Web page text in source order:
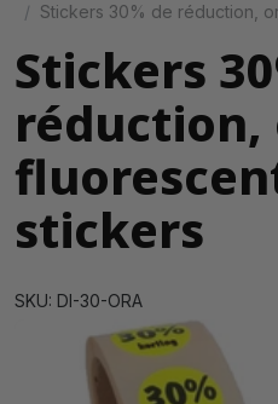
Stickers 30% de réduction,
Stickers
réduction,
stickers
SKU: DI-30-ORA